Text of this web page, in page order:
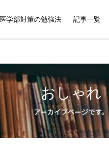
医学部対策の勉強法 記事一覧
おしゃれ
アーカイブページです。